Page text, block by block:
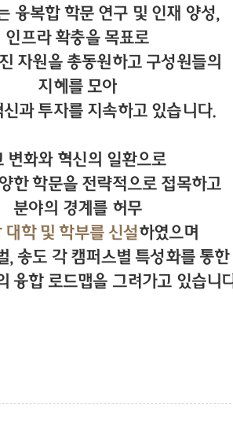
융복합 학문 연구 및 인재 양성,
인프라 확충을 목표로
자원을 총동원하고 구성원들의
지혜를 모아
과 투자를 지속하고 있습니다.
변화와 혁신의 일환으로
한 학문을 전략적으로 접목하고
분야의 경계를 허무
대학 및 학부를 신설하였으며
, 송도 각 캠퍼스별 특성화를 통한
융합 로드맵을 그려가고 있습니